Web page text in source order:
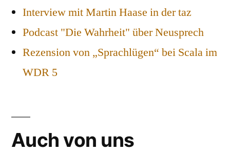
Interview mit Martin Haase in der taz
Podcast "Die Wahrheit" über Neusprech
Rezension von „Sprachlügen“ bei Scala im
WDR 5
Auch von uns